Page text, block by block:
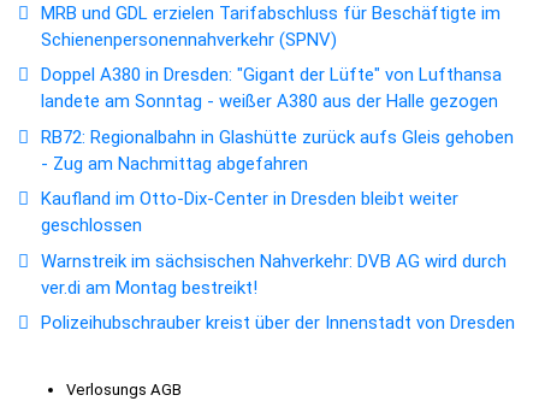
MRB und GDL erzielen Tarifabschluss für Beschäftigte im
Schienenpersonennahverkehr (SPNV)
Doppel A380 in Dresden: "Gigant der Lüfte" von Lufthansa
landete am Sonntag - weißer A380 aus der Halle gezogen
RB72: Regionalbahn in Glashütte zurück aufs Gleis gehoben
- Zug am Nachmittag abgefahren
Kaufland im Otto-Dix-Center in Dresden bleibt weiter
geschlossen
Warnstreik im sächsischen Nahverkehr: DVB AG wird durch
ver.di am Montag bestreikt!
Polizeihubschrauber kreist über der Innenstadt von Dresden
Verlosungs AGB